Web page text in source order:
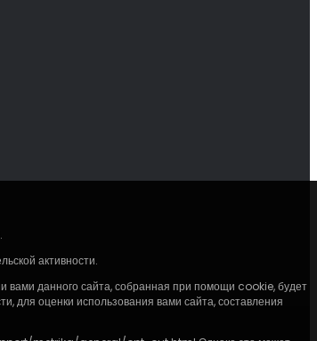
активности.
данного сайта, собранная при помощи cookie, будет
для оценки использования вами сайта, составления